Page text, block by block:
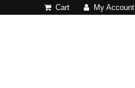
Cart My Account